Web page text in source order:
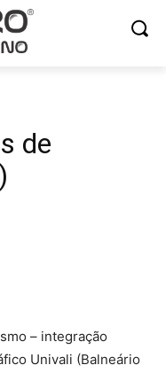
de
– integração
Univali (Balneário